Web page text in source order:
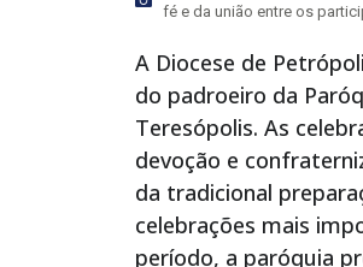
fé e da união entre os
A Diocese de
do padroeiro da
Teresópolis. As
devoção e
da tradicional
celebrações mais
período, a paróquia